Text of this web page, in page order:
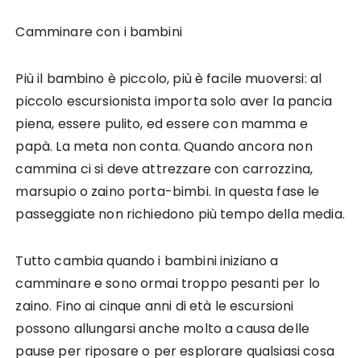
Camminare con i bambini
Più il bambino è piccolo, più è facile muoversi: al
piccolo escursionista importa solo aver la pancia
piena, essere pulito, ed essere con mamma e
papà. La meta non conta. Quando ancora non
cammina ci si deve attrezzare con carrozzina,
marsupio o zaino porta-bimbi. In questa fase le
passeggiate non richiedono più tempo della media.
Tutto cambia quando i bambini iniziano a
camminare e sono ormai troppo pesanti per lo
zaino. Fino ai cinque anni di età le escursioni
possono allungarsi anche molto a causa delle
pause per riposare o per esplorare qualsiasi cosa